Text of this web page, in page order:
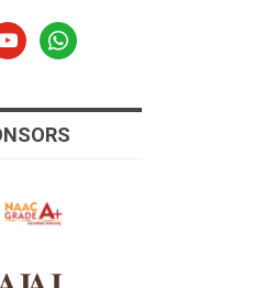
whatsapp